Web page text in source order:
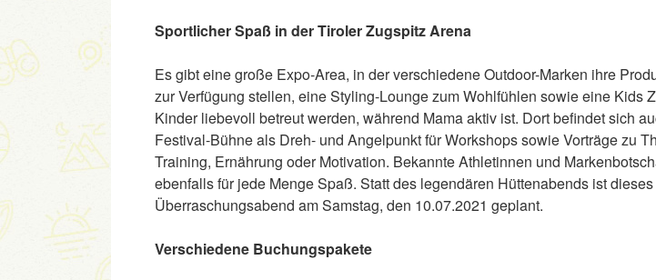
Sportlicher Spaß in der Tiroler Zugspitz Arena
Es gibt eine große Expo-Area, in der verschiedene Outdoor-Marken ihre
zur Verfügung stellen, eine Styling-Lounge zum Wohlfühlen sowie eine Kids
Kinder liebevoll betreut werden, während Mama aktiv ist. Dort befindet sich
Festival-Bühne als Dreh- und Angelpunkt für Workshops sowie Vorträge zu
Training, Ernährung oder Motivation. Bekannte Athletinnen und
ebenfalls für jede Menge Spaß. Statt des legendären Hüttenabends ist
Überraschungsabend am Samstag, den 10.07.2021 geplant.
Verschiedene Buchungspakete